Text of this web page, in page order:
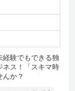
経験でもできる独
ネス！「スキマ時
か？